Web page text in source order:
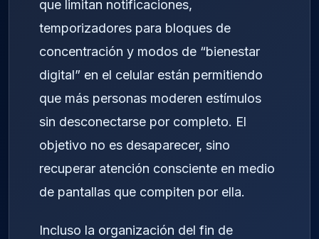
que limitan notificaciones,
temporizadores para bloques de
concentración y modos de “bienestar
digital” en el celular están permitiendo
que más personas moderen estímulos
sin desconectarse por completo. El
objetivo no es desaparecer, sino
recuperar atención consciente en medio
de pantallas que compiten por ella.
Incluso la organización del fin de